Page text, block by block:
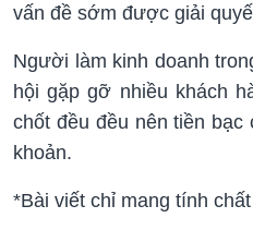
vấn đề sớm được giải
Người làm kinh doanh
hội gặp gỡ nhiều khách
chốt đều đều nên tiền
khoản.
*Bài viết chỉ mang tính